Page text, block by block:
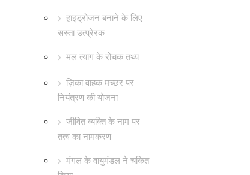
हाइड्रोजन बनाने के लिए
सस्ता उत्प्रेरक
मल त्याग के रोचक तथ्य
ज़िका वाहक मच्छर पर
नियंत्रण की योजना
जीवित व्यक्ति के नाम पर
तत्व का नामकरण
मंगल के वायुमंडल ने चकित